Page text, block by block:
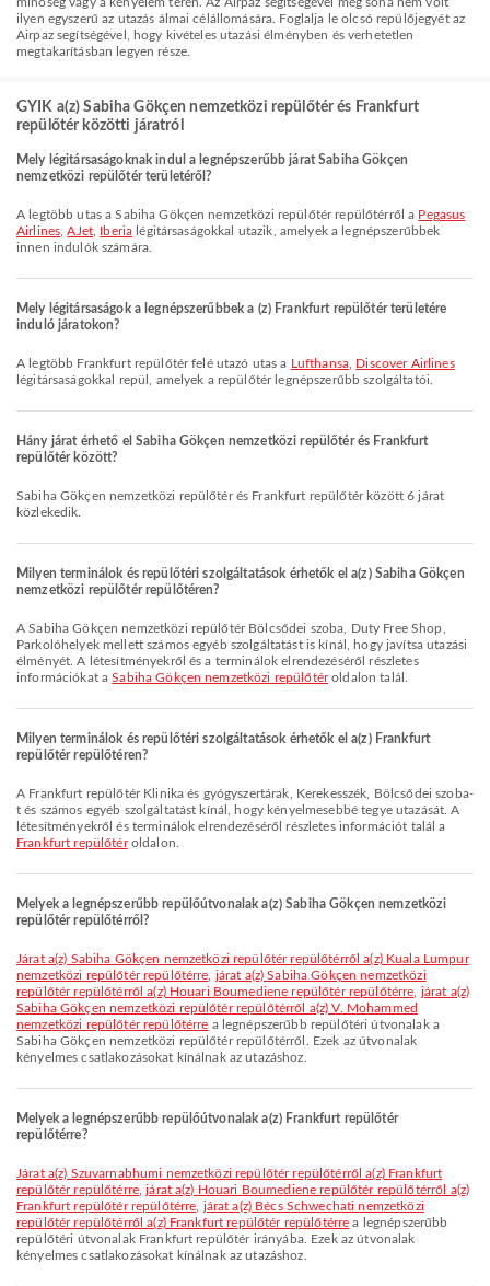
ilyen egyszerű az utazás álmai célállomására. Foglalja le olcsó repülőjegyét az
Airpaz segítségével, hogy kivételes utazási élményben és verhetetlen
megtakarításban legyen része.
GYIK a(z) Sabiha Gökçen nemzetközi repülőtér és Frankfurt
repülőtér közötti járatról
Mely légitársaságoknak indul a legnépszerűbb járat Sabiha Gökçen
nemzetközi repülőtér területéről?
A legtöbb utas a Sabiha Gökçen nemzetközi repülőtér repülőtérről a Pegasus
Airlines ,AJet, Iberia légitársaságokkal utazik, amelyek a legnépszerűbbek
innen indulók számára.
Mely légitársaságok a legnépszerűbbek a (z) Frankfurt repülőtér területére
induló járatokon?
A legtöbb Frankfurt repülőtér felé utazó utas a Lufthansa Discover Airlines
légitársaságokkal repül, amelyek a repülőtér legnépszerűbb szolgáltatói.
Hány járat érhető el Sabiha Gökçen nemzetközi repülőtér és Frankfurt
repülőtér között?
Sabiha Gökçen nemzetközi repülőtér és Frankfurt repülőtér között 6 járat
közlekedik.
Milyen terminálok és repülőtéri szolgáltatások érhetők el a(z) Sabiha Gökçen
nemzetközi repülőtér repülőtéren?
A Sabiha Gökçen nemzetközi repülőtér Bölcsődei szoba, Duty Free Shop,
Parkolóhelyek mellett számos egyéb szolgáltatást is kínál, hogy javítsa utazási
élményét. A létesítményekről és a terminálok elrendezéséről részletes
információkat aSabiha Gökçen nemzetközi repülőtéroldalon talál.
Milyen terminálok és repülőtéri szolgáltatások érhetők el a(z) Frankfurt
repülőtér repülőtéren?
A Frankfurt repülőtér Klinika és gyógyszertárak, Kerekesszék, Bölcsődei szoba-
t és számos egyéb szolgáltatást kínál, hogy kényelmesebbé tegye utazását. A
létesítményekről és terminálok elrendezéséről részletes információt talál a
Frankfurt repülőtéroldalon.
Melyek a legnépszerűbb repülőútvonalak a(z) Sabiha Gökçen nemzetközi
repülőtér repülőtérről?
járat a(z) Sabiha Gökçen nemzetközi repülőtér repülőtérről a(z) Kuala Lumpur
nemzetközi repülőtér repülőtérre járat a(z) Sabiha Gökçen nemzetközi
repülőtér repülőtérről a(z) Houari Boumediene repülőtér repülőtérre járat a(z)
Sabiha Gökçen nemzetközi repülőtér repülőtérről a(z) V. Mohammed
nemzetközi repülőtér repülőtérre a legnépszerűbb repülőtéri útvonalak a
Sabiha Gökçen nemzetközi repülőtér repülőtérről. Ezek az útvonalak
kényelmes csatlakozásokat kínálnak az utazáshoz.
Melyek a legnépszerűbb repülőútvonalak a(z) Frankfurt repülőtér
repülőtérre?
járat a(z) Szuvarnabhumi nemzetközi repülőtér repülőtérről a(z) Frankfurt
repülőtér repülőtérre,járat a(z) Houari Boumediene repülőtér repülőtérről a(z)
Frankfurt repülőtér repülőtérre járat a(z) Bécs Schwechati nemzetközi
repülőtér repülőtérről a(z) Frankfurt repülőtér repülőtérre a legnépszerűbb
repülőtéri útvonalak Frankfurt repülőtér irányába. Ezek az útvonalak
kényelmes csatlakozásokat kínálnak az utazáshoz.